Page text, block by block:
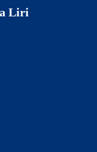
Liri